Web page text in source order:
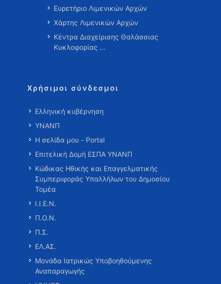
Ευρετήριο Λιμενικών Αρχών
Χάρτης Λιμενικών Αρχών
Κέντρα Διαχείρισης Θαλάσσιας
Κυκλοφορίας …
Χρήσιμοι σύνδεσμοι
Ελληνική κυβέρνηση
ΥΝΑΝΠ
Η σελίδα μου - Portal
Επιτελική Δομή ΕΣΠΑ ΥΝΑΝΠ
Κώδικας Ηθικής και Επαγγελματικής
Συμπεριφοράς Υπαλλήλων του Δημοσίου
Τομέα
Ι.Ι.Ε.Ν.
Π.Ο.Ν.
Π.Σ.
ΕΛ.ΑΣ.
Μονάδα Ιατρικώς Υποβοηθούμενης
Αναπαραγωγής